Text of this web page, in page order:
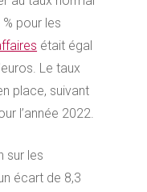
pour les
était égal
Le taux
place, suivant
l’année 2022.
sur les
écart de 8,3